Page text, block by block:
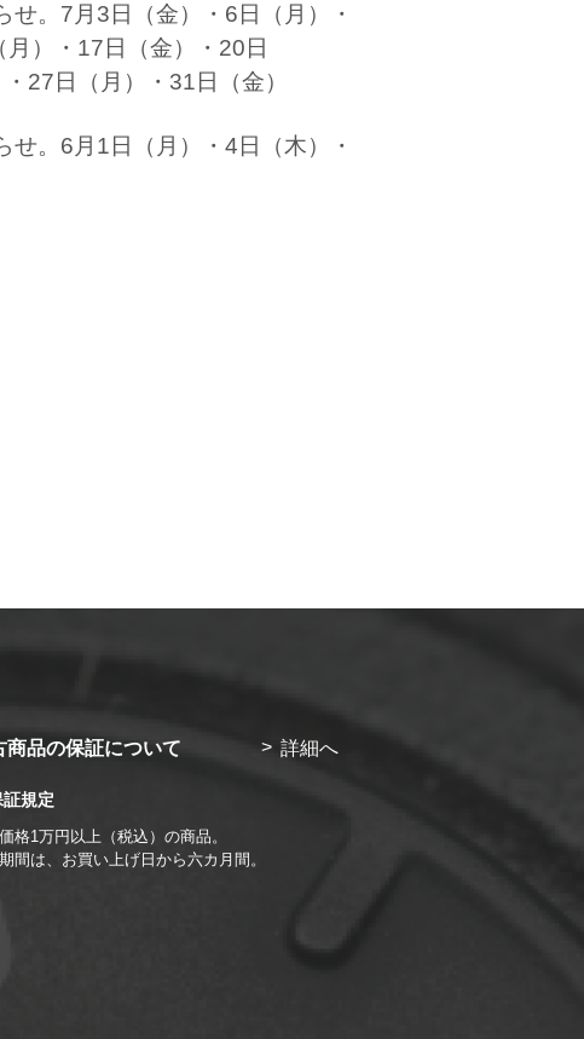
せ。7月3日（金）・6日（月）・
）・17日（金）・20日
27日（月）・31日（金）
せ。6月1日（月）・4日（木）・
商品の保証について 詳細へ
証規定
格1万円以上（税込）の商品。
間は、お買い上げ日から六カ月間。